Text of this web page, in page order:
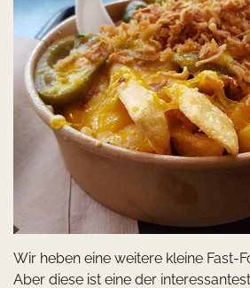
Wir heben eine weitere kleine Fast-
Aber diese ist eine der